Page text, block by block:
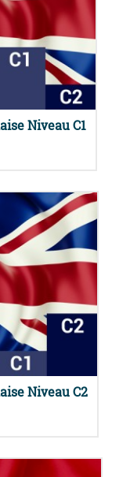
Niveau C1
Niveau C2